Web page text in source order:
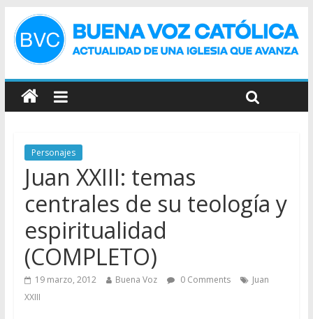
Personajes
Juan XXIII: temas
centrales de su teología y
espiritualidad
(COMPLETO)
19 marzo, 2012 Buena Voz 0 Comments
Juan
XXIII